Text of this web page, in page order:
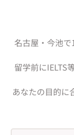
名古屋・今池
留学前にIELTS
あなたの目的に